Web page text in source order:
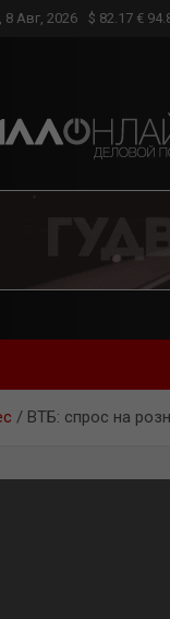
8 Авг, 2026 $ 82.17 €
ВТБ: спрос на